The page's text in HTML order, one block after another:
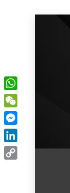
W
h
a
t
s
W
e
C
h
M
e
s
L
i